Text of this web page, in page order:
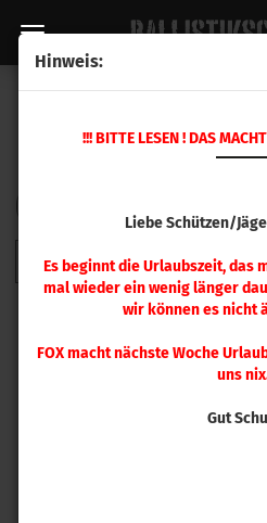
Hinweis:
!!! BITTE LESEN ! DAS
Liebe Schützen/
Es beginnt die Urlaubszeit, das
mal wieder ein wenig länger
wir können es nicht
FOX macht nächste Woche
uns
Gut